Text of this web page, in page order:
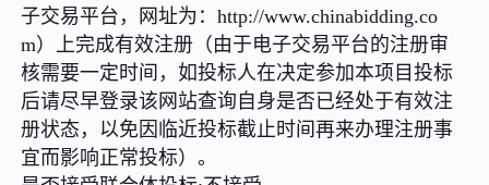
子交易平台，网址为：http://www.chinabidding.co
m）上完成有效注册（由于电子交易平台的注册审
核需要一定时间，如投标人在决定参加本项目投标
后请尽早登录该网站查询自身是否已经处于有效注
册状态，以免因临近投标截止时间再来办理注册事
宜而影响正常投标）。